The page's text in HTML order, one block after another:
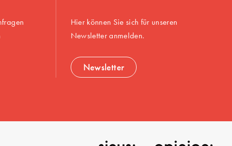
Hier können Sie sich für unseren
Newsletter anmelden.
Newsletter